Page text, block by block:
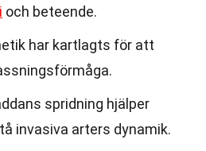
och beteende.
har kartlagts för att
spridning hjälper
invasiva arters dynamik.